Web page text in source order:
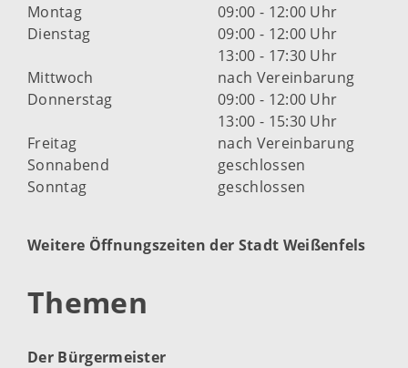
Montag
09:00 - 12:00 Uhr
Dienstag
09:00 - 12:00 Uhr
13:00 - 17:30 Uhr
Mittwoch
nach Vereinbarung
Donnerstag
09:00 - 12:00 Uhr
13:00 - 15:30 Uhr
Freitag
nach Vereinbarung
Sonnabend
geschlossen
Sonntag
geschlossen
Weitere Öffnungszeiten der Stadt Weißenfels
Themen
Der Bürgermeister